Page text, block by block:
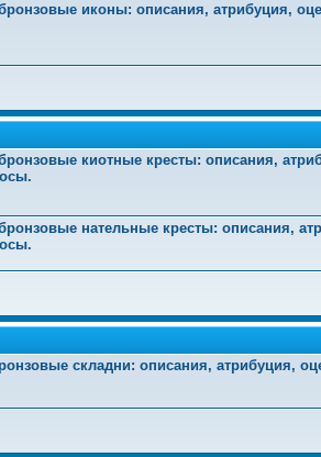
иконы: описания, атрибуция,
киотные кресты: описания,
нательные кресты: описания,
складни: описания, атрибуция,